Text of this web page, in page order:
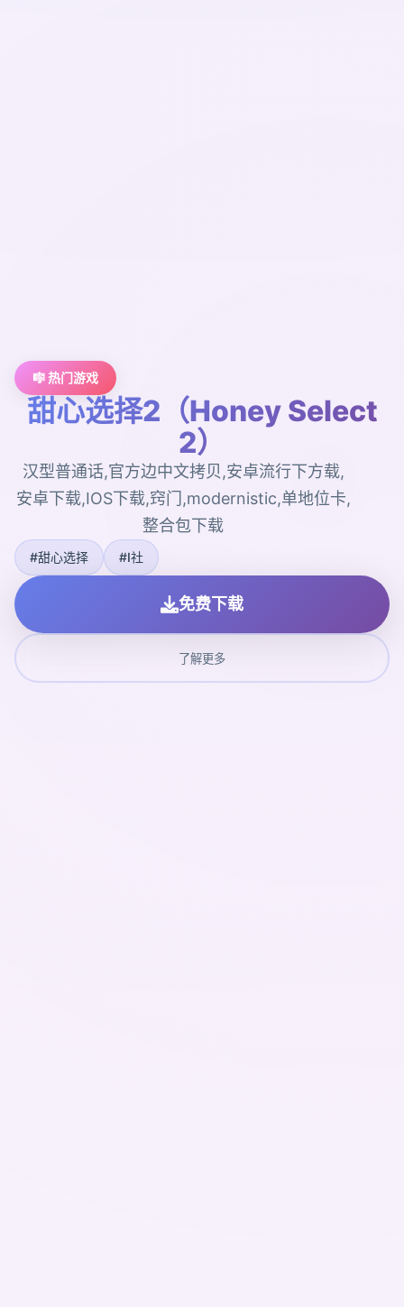
🎼 热门游戏
甜心选择2（Honey Select
2）
汉型普通话,官方边中文拷贝,安卓流行下方载,
安卓下载,IOS下载,窍门,modernistic,单地位卡,
整合包下载
#甜心选择 #I社
免费下载
了解更多